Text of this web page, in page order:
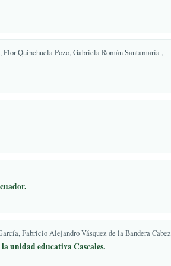
Agrio, Provincia De Sucumbíos
Toapanta-Mendoza,
la Universidad Nacional de Loja
Jácome, Flor Quinchuela Pozo, Gabriela